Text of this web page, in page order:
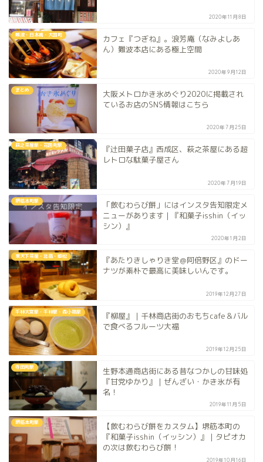
2020年11月8日
難波・日本橋・大国町
カフェ『つぎね』。浪芳庵（なみよしあ
ん）難波本店にある極上空間
2020年9月12日
まとめ
大阪メトロかき氷めぐり2020に掲載され
ているお店のSNS情報はこちら
2020年7月25日
萩之茶屋駅・花園町駅
『辻田菓子店』西成区、萩之茶屋にある超
レトロな駄菓子屋さん
2020年7月19日
堺筋本町駅
「飲むわらび餅」にはインスタ告知限定メ
ニューがあります｜『和菓子isshin（イッ
シン）』
2020年1月2日
東天下茶屋・北畠・姫松
『あたりきしゃりき堂＠阿倍野区』のドー
ナツが素朴で最高に美味しいんです。
2019年12月27日
千林大宮駅・千林駅・森小路駅
『柳屋』｜千林商店街のおもちcafe＆バル
で食べるフルーツ大福
2019年12月25日
寺田町駅
生野本通商店街にある昔なつかしの甘味処
『甘党ゆかり』｜ぜんざい・かき氷が有
名！
2019年11月5日
堺筋本町駅
【飲むわらび餅をカスタム】堺筋本町の
『和菓子isshin（イッシン）』｜タピオカ
の次は飲むわらび餅！
2019年10月16日